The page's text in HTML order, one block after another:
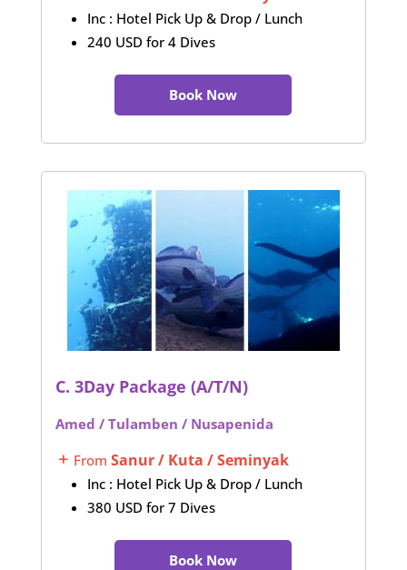
Inc : Hotel Pick Up & Drop / Lunch
240 USD for 4 Dives
Book Now
C. 3Day Package (A/T/N)
Amed / Tulamben / Nusapenida
L From Sanur / Kuta / Seminyak
Inc : Hotel Pick Up & Drop / Lunch
380 USD for 7 Dives
Book Now